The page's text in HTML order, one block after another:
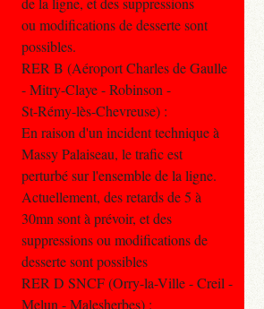
ou modifications de desserte sont
possibles.
RER B (Aéroport Charles de Gaulle
- Mitry-Claye - Robinson -
St-Rémy-lès-Chevreuse) :
En raison d'un incident technique à
Massy Palaiseau, le trafic est
perturbé sur l'ensemble de la ligne.
Actuellement, des retards de 5 à
30mn sont à prévoir, et des
suppressions ou modifications de
desserte sont possibles
RER D SNCF (Orry-la-Ville - Creil -
Melun - Malesherbes) :